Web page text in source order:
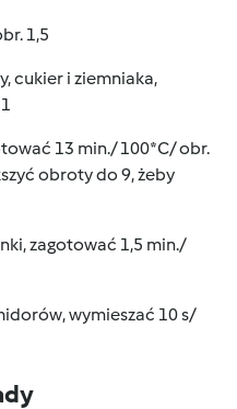
1,5
cukier i ziemniaka,
13 min./ 100*C/ obr.
obroty do 9, żeby
zagotować 1,5 min./
wymieszać 10 s/